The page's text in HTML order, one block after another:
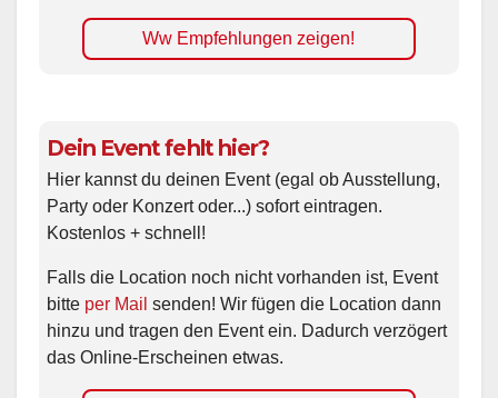
Ww Empfehlungen zeigen!
Dein Event fehlt hier?
Hier kannst du deinen Event (egal ob Ausstellung,
Party oder Konzert oder...) sofort eintragen.
Kostenlos + schnell!
Falls die Location noch nicht vorhanden ist, Event
bitte per Mail senden! Wir fügen die Location dann
hinzu und tragen den Event ein. Dadurch verzögert
das Online-Erscheinen etwas.